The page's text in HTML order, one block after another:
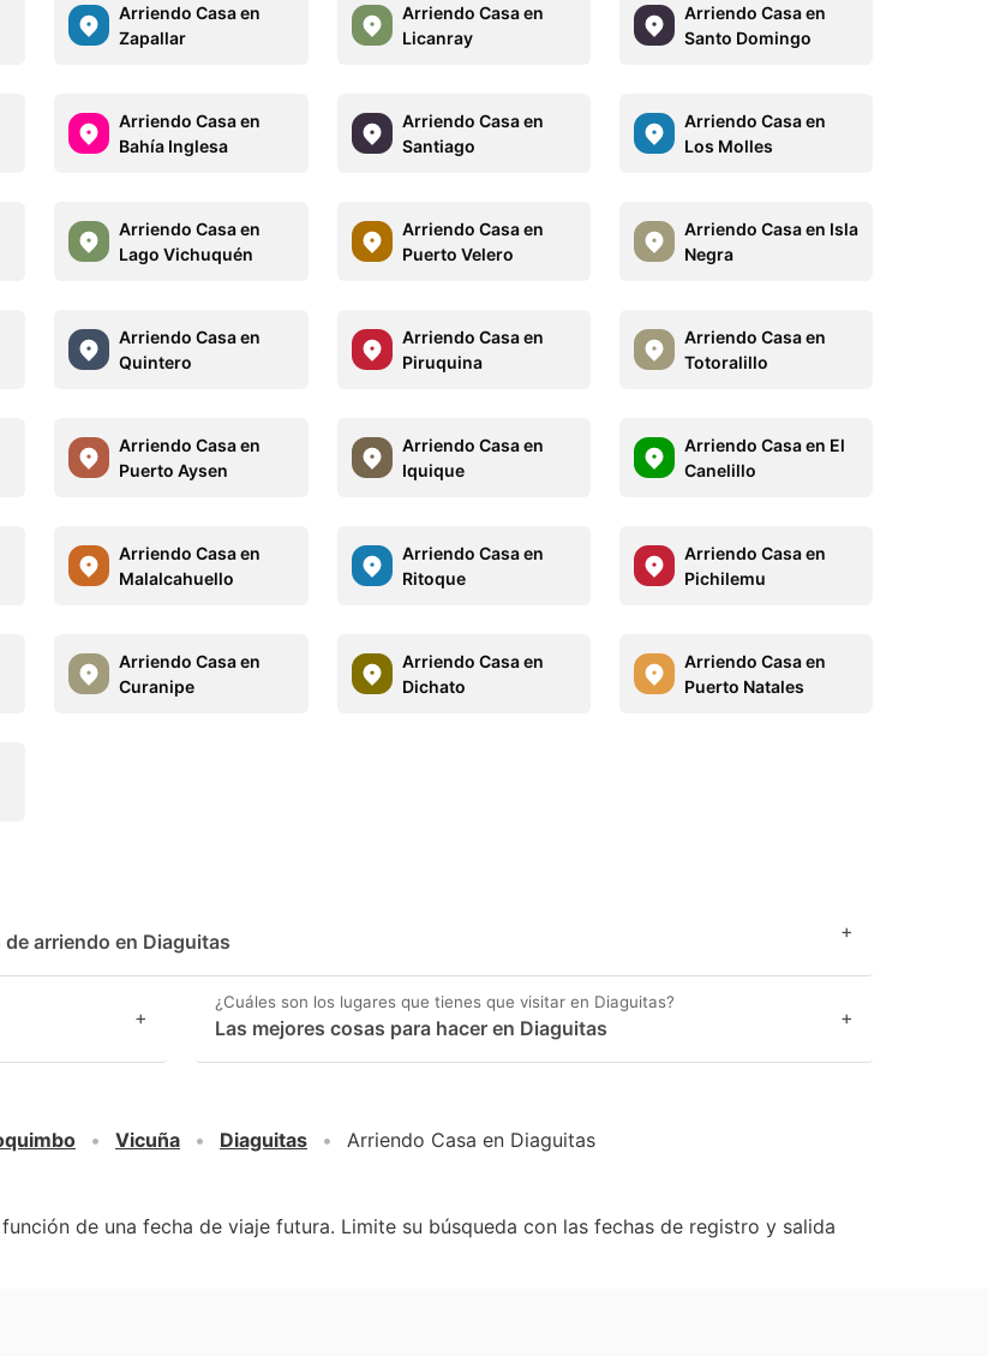
Arriendo Casa en
Zapallar
Arriendo Casa en
Licanray
Arriendo Casa en
Santo Domingo
Arriendo Casa en
Bahía Inglesa
Arriendo Casa en
Santiago
Arriendo Casa en
Los Molles
Arriendo Casa en
Lago Vichuquén
Arriendo Casa en
Puerto Velero
Arriendo Casa en Isla
Negra
Arriendo Casa en
Quintero
Arriendo Casa en
Piruquina
Arriendo Casa en
Totoralillo
Arriendo Casa en
Puerto Aysen
Arriendo Casa en
Iquique
Arriendo Casa en El
Canelillo
Arriendo Casa en
Malalcahuello
Arriendo Casa en
Ritoque
Arriendo Casa en
Pichilemu
Arriendo Casa en
Curanipe
Arriendo Casa en
Dichato
Arriendo Casa en
Puerto Natales
arriendo en Diaguitas +
+
¿Cuáles son los lugares que tienes que visitar en Diaguitas?
Las mejores cosas para hacer en Diaguitas +
Vicuña Diaguitas Arriendo Casa en Diaguitas
de una fecha de viaje futura. Limite su búsqueda con las fechas de registro y salida